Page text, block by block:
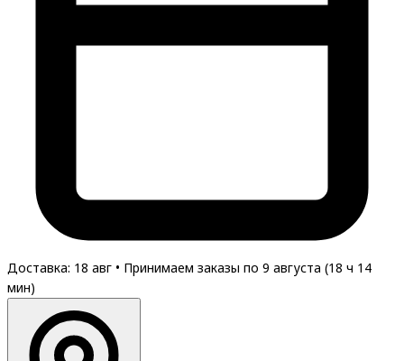
Доставка: 18 авг • Принимаем заказы по 9 августа (18 ч 14
мин)